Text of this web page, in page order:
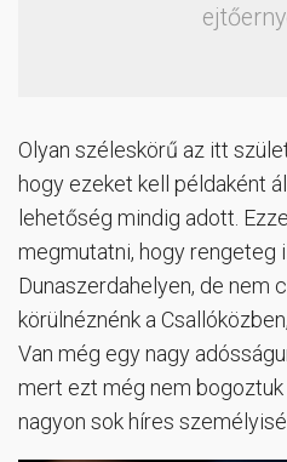
Olyan széleskörű az itt
hogy ezeket kell példaként
lehetőség mindig adott.
megmutatni, hogy rengeteg
Dunaszerdahelyen, de nem
körülnéznénk a
Van még egy nagy
mert ezt még nem bogoztuk
nagyon sok híres